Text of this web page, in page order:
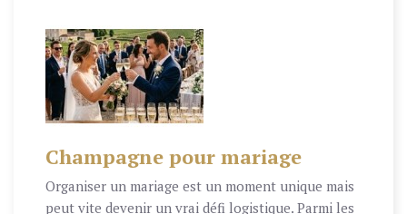
Champagne pour mariage
Organiser un mariage est un moment unique mais
peut vite devenir un vrai défi logistique. Parmi les